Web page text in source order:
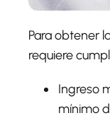
Para obtener
requiere
Ingreso
mínimo